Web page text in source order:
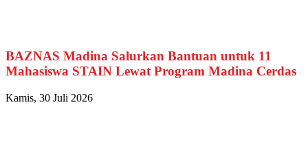
BAZNAS Madina Salurkan Bantuan untuk 11
Mahasiswa STAIN Lewat Program Madina Cerdas
Kamis, 30 Juli 2026